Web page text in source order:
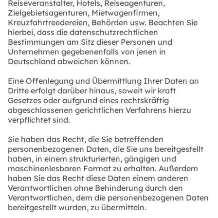
Reiseveranstalter, Hotels, Reiseagenturen,
Zielgebietsagenturen, Mietwagenfirmen,
Kreuzfahrtreedereien, Behörden usw. Beachten Sie
hierbei, dass die datenschutzrechtlichen
Bestimmungen am Sitz dieser Personen und
Unternehmen gegebenenfalls von jenen in
Deutschland abweichen können.
Eine Offenlegung und Übermittlung Ihrer Daten an
Dritte erfolgt darüber hinaus, soweit wir kraft
Gesetzes oder aufgrund eines rechtskräftig
abgeschlossenen gerichtlichen Verfahrens hierzu
verpflichtet sind.
Sie haben das Recht, die Sie betreffenden
personenbezogenen Daten, die Sie uns bereitgestellt
haben, in einem strukturierten, gängigen und
maschinenlesbaren Format zu erhalten. Außerdem
haben Sie das Recht diese Daten einem anderen
Verantwortlichen ohne Behinderung durch den
Verantwortlichen, dem die personenbezogenen Daten
bereitgestellt wurden, zu übermitteln.